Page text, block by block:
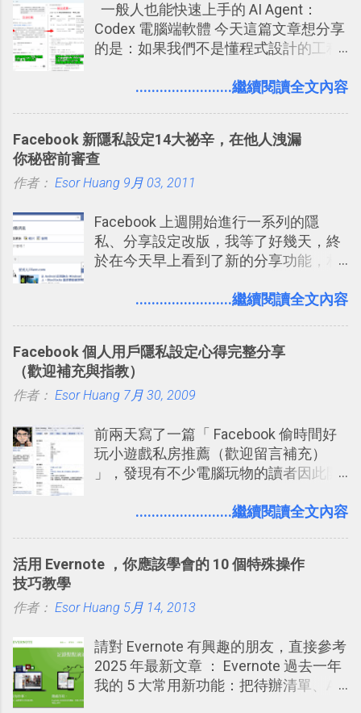
2017/6 新增： 如何用 Trello 規劃自助
旅行？我的 Trello 行程計畫使用技巧教
學 2017/7 新增： 如何讓 Trello 列表與
技巧 2017/8/23 新增 ： 如何用 Trello 做
子彈筆記？我的 Trello GTD 方法範例看
板分享
一般人也能快速上手的 AI Agent：
Codex 電腦端軟體 今天這篇文章想分享
的是：如果我們不是懂程式設計的工程
（ChatGPT） 的 Codex 工具？ 如何用
打造一個更自動化的電腦工作流程。
........................繼續閱讀全文內容
Facebook 新隱私設定14大祕辛，在他人洩漏
你秘密前審查
作者： Esor Huang 9月 03, 2011
Facebook 上週開始進行一系列的隱
私、分享設定改版，我等了好幾天，終
於在今天早上看到了新的分享功能，相
用新版的分享功能與隱私設定。 嚴格來
置。不過有一項很實用的設定是新增
的， 那就是可以 事先審查 朋友「標籤
你」的內容，決定要不要讓其他朋友看
標籤在他的訊息中，或是想把你標籤在
相片圖片裡，現在你都多了一個「事先
審查」的機制，可以決定這些你被標籤
鴉牆上，從而禁止可能的祕密被你其他
........................繼續閱讀全文內容
Facebook 個人用戶隱私設定心得完整分享
（歡迎補充與指教）
作者： Esor Huang 7月 30, 2009
前兩天寫了一篇「 Facebook 偷時間好
玩小遊戲私房推薦（歡迎留言補充）
」，發現有不少電腦玩物的讀者因此開
Facebook確 實是目前最好的社群、社
有趣的交友聯繫： 例如你可以看到朋友
哪張相片中？或者有哪些朋友正熱衷於
如何分析使用你的個人資料而達到這種
社群效果？則是很多人感到疑慮的部
份，也是惡意程式有可能利用的部份 。
........................繼續閱讀全文內容
活用 Evernote ，你應該學會的 10 個特殊操作
技巧教學
作者： Esor Huang 5月 14, 2013
請對 Evernote 有興趣的朋友，直接參考
2025 年最新文章 ： Evernote 過去一年
我的 5 大常用新功能：把待辦清單、AI